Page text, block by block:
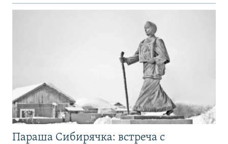
Параша Сибирячка: встреча с